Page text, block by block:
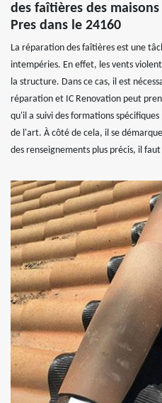
des faîtières des
Pres dans le 24160
La réparation des faîtières est une
intempéries. En effet, les vents
la structure. Dans ce cas, il est
réparation et IC Renovation peut
qu'il a suivi des formations
de l'art. À côté de cela, il se
des renseignements plus précis, il